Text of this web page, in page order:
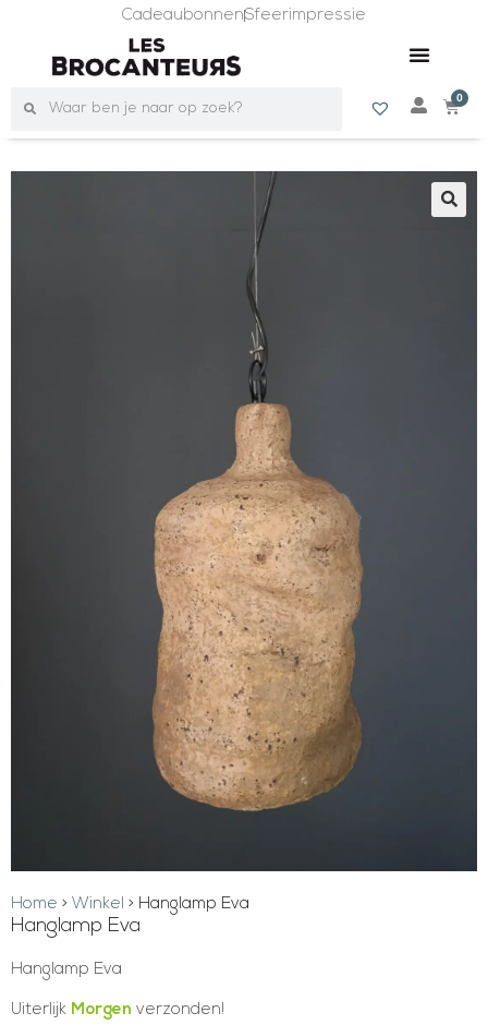
CadeaubonnenSfeerimpressie
0
Home > Winkel > Hanglamp Eva
Hanglamp Eva
Hanglamp Eva
Uiterlijk Morgen verzonden!